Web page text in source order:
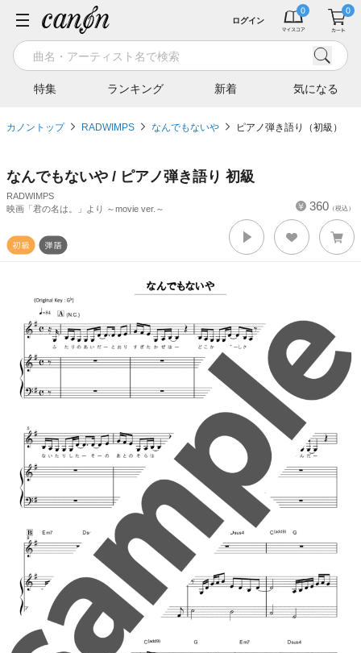
特集 ランキング 新着 気になる
ログイン
カノントップ RADWIMPS なんでもないや ピアノ弾き語り（初級）
なんでもないや / ピアノ弾き語り 初級
RADWIMPS
映画「君の名は。」より ～movie ver.～
360 （税込）